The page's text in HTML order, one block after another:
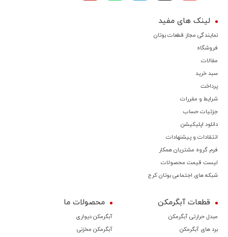
لینک های مفید
نمایندگی مجاز قطعات بوتان
فروشگاه
مقالات
سبد خرید
پرداخت
شرایط و مقررات
جزئیات حساب
دانلود اپلیکیشن
انتقادات و پیشنهادات
فرم گروه مشتریان همکار
لیست قیمت محصولات
شبکه های اجتماعی بوتان کرج
قطعات آبگرمکن
مبدل حرارتی آبگرمکن
برد های آبگرمکن
محصولات ما
آبگرمکن دیواری
آبگرمکن مخزنی